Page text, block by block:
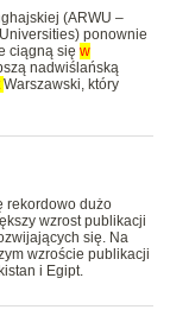
(ARWU –
ponownie
ciągną się w
nadwiślańską
Warszawski, który
rekordowo dużo
wzrost publikacji
się. Na
wzroście publikacji
i Egipt.